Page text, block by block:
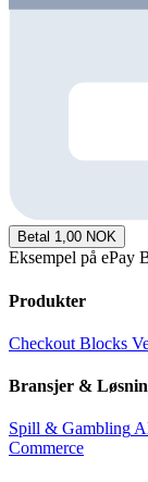
Betal 1,00 NOK
Eksempel på ePay
Produkter
Checkout Blocks
Bransjer &
Spill & Gambling
Commerce